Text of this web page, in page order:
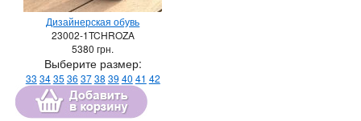
Дизайнерская обувь
23002-1TCHROZA
5380 грн.
Выберите размер:
33 3435 36 3738 39 40 41 42